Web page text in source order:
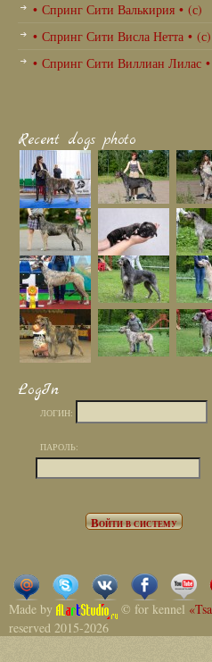
• Спринг Сити Валькирия • (с)
• Спринг Сити Висла Нетта • (с)
• Спринг Сити Виллиан Лилас
Recent dogs photo
LogIn
ЛОГИН:
ПАРОЛЬ:
Made by © for kennel
reserved 2015-2026